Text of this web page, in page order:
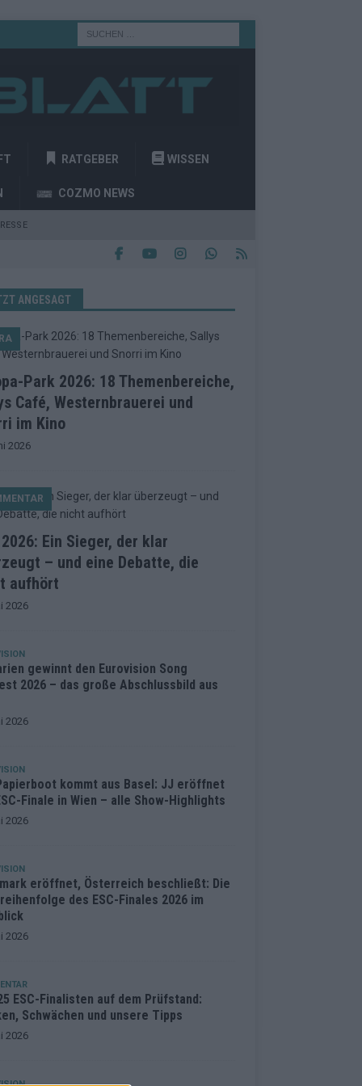
RATGEBER WISSEN
COZMO NEWS
ANGESAGT
Park 2026: 18 Themenbereiche,
Café, Westernbrauerei und
im Kino
2026
2026: Ein Sieger, der klar
– und eine Debatte, die
aufhört
2026
gewinnt den Eurovision Song
2026 – das große Abschlussbild aus
2026
kommt aus Basel: JJ eröffnet
Finale in Wien – alle Show-Highlights
2026
eröffnet, Österreich beschließt: Die
des ESC-Finales 2026 im
2026
ESC-Finalisten auf dem Prüfstand:
Schwächen und unsere Tipps
2026